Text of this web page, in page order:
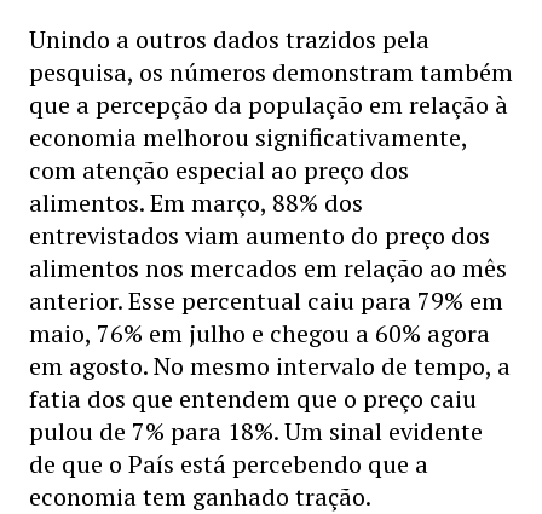
Unindo a outros dados trazidos pela
pesquisa, os números demonstram também
que a percepção da população em relação à
economia melhorou significativamente,
com atenção especial ao preço dos
alimentos. Em março, 88% dos
entrevistados viam aumento do preço dos
alimentos nos mercados em relação ao mês
anterior. Esse percentual caiu para 79% em
maio, 76% em julho e chegou a 60% agora
em agosto. No mesmo intervalo de tempo, a
fatia dos que entendem que o preço caiu
pulou de 7% para 18%. Um sinal evidente
de que o País está percebendo que a
economia tem ganhado tração.